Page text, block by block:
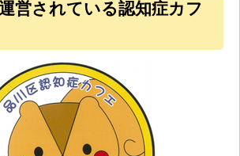
営されている認知症カフ